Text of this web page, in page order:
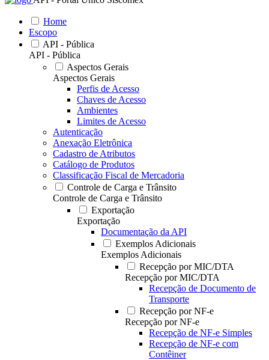
Home
Escopo
API - Pública
API - Pública
Aspectos Gerais
Aspectos Gerais
Perfis de Acesso
Chaves de Acesso
Ambientes
Limites de Acesso
Autenticação
Anexação Eletrônica
Cadastro de Atributos
Catálogo de Produtos
Classificação Fiscal de Mercadoria
Controle de Carga e Trânsito
Controle de Carga e Trânsito
Exportação
Exportação
Documentação da API
Exemplos Adicionais
Exemplos Adicionais
Recepção por MIC/DTA
Recepção por MIC/DTA
Recepção de Documento de
Transporte
Recepção por NF-e
Recepção por NF-e
Recepção de NF-e Simples
Recepção de NF-e com
Contêiner